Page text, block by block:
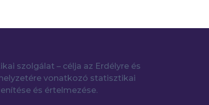
szolgálat – célja az Erdélyre és
vonatkozó statisztikai
és értelmezése.